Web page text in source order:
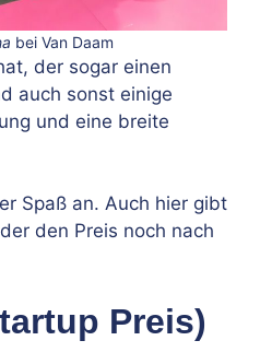
bei Van Daam
der sogar einen
auch sonst einige
und eine breite
Spaß an. Auch hier gibt
den Preis noch nach
Preis)